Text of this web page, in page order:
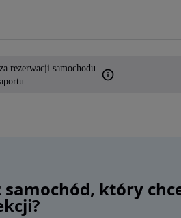
rezerwacji samochodu
samochód, który